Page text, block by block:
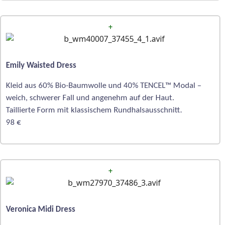
+
Emily Waisted Dress
Kleid aus 60% Bio-Baumwolle und 40% TENCEL™ Modal –
weich, schwerer Fall und angenehm auf der Haut.
Taillierte Form mit klassischem Rundhalsausschnitt.
98 €
+
Veronica Midi Dress